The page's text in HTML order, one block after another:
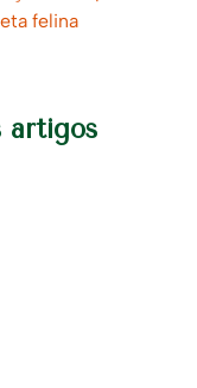
felina
artigos